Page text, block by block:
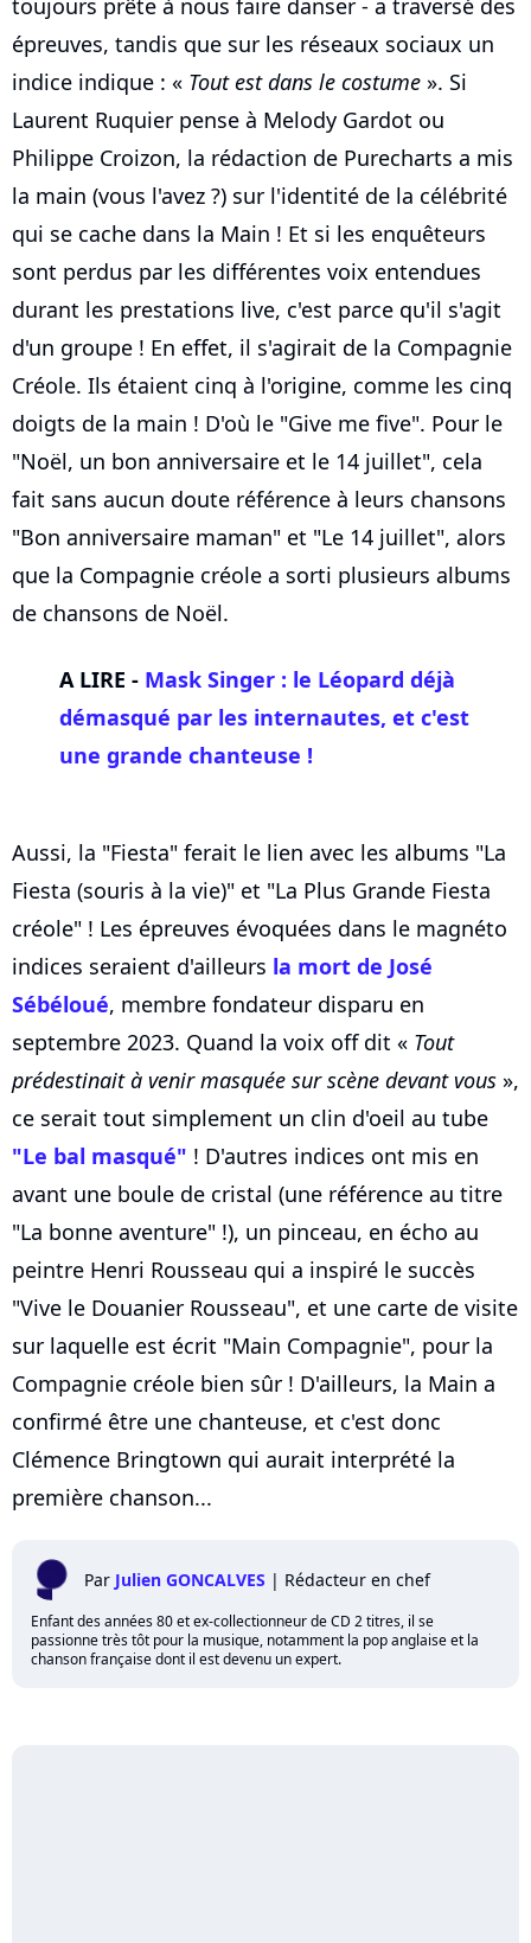
toujours prête à nous faire danser - a traversé des
épreuves, tandis que sur les réseaux sociaux un
indice indique : « Tout est dans le costume ». Si
Laurent Ruquier pense à Melody Gardot ou
Philippe Croizon, la rédaction de Purecharts a mis
la main (vous l'avez ?) sur l'identité de la célébrité
qui se cache dans la Main ! Et si les enquêteurs
sont perdus par les différentes voix entendues
durant les prestations live, c'est parce qu'il s'agit
d'un groupe ! En effet, il s'agirait de la Compagnie
Créole. Ils étaient cinq à l'origine, comme les cinq
doigts de la main ! D'où le "Give me five". Pour le
"Noël, un bon anniversaire et le 14 juillet", cela
fait sans aucun doute référence à leurs chansons
"Bon anniversaire maman" et "Le 14 juillet", alors
que la Compagnie créole a sorti plusieurs albums
de chansons de Noël.
A LIRE - Mask Singer : le Léopard déjà
démasqué par les internautes, et c'est
une grande chanteuse !
Aussi, la "Fiesta" ferait le lien avec les albums "La
Fiesta (souris à la vie)" et "La Plus Grande Fiesta
créole" ! Les épreuves évoquées dans le magnéto
indices seraient d'ailleurs la mort de José
Sébéloué, membre fondateur disparu en
septembre 2023. Quand la voix off dit « Tout
prédestinait à venir masquée sur scène devant vous »,
ce serait tout simplement un clin d'oeil au tube
"Le bal masqué" ! D'autres indices ont mis en
avant une boule de cristal (une référence au titre
"La bonne aventure" !), un pinceau, en écho au
peintre Henri Rousseau qui a inspiré le succès
"Vive le Douanier Rousseau", et une carte de visite
sur laquelle est écrit "Main Compagnie", pour la
Compagnie créole bien sûr ! D'ailleurs, la Main a
confirmé être une chanteuse, et c'est donc
Clémence Bringtown qui aurait interprété la
première chanson...
Par Julien GONCALVES | Rédacteur en chef
Enfant des années 80 et ex-collectionneur de CD 2 titres, il se
passionne très tôt pour la musique, notamment la pop anglaise et la
chanson française dont il est devenu un expert.